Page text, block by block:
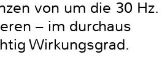
von um die 30 Hz.
– im durchaus
Wirkungsgrad.